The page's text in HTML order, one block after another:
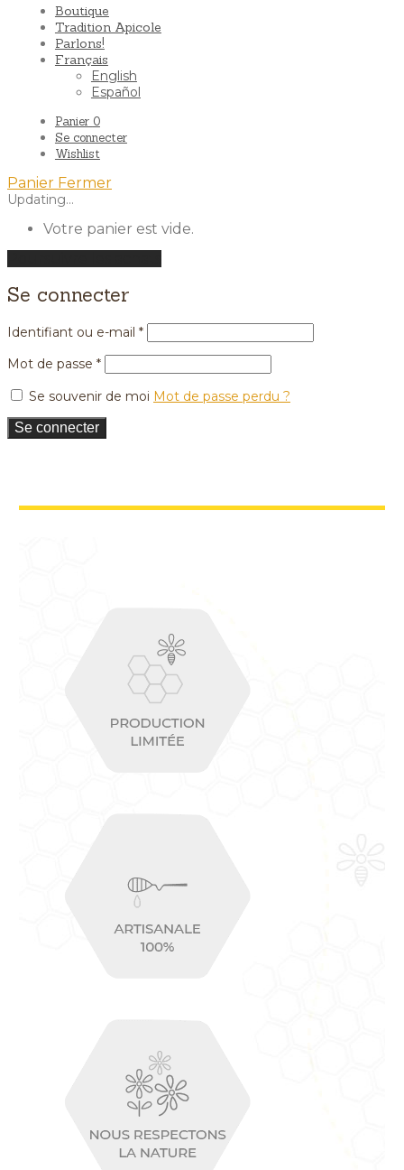
Boutique
Tradition Apicole
Parlons!
Français
English
Español
Panier 0
Se connecter
Wishlist
Panier Fermer
Updating…
Votre panier est vide.
Se connecter
Identifiant ou e-mail *
Mot de passe *
Se souvenir de moi Mot de passe perdu ?
Se connecter